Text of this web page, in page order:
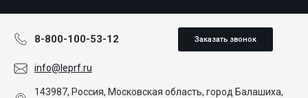
8-800-100-53-12 Заказать звонок
info@leprf.ru
143987, Россия, Московская область, город Балашиха,